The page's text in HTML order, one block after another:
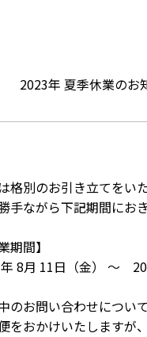
2023年 夏季休業のお
格別のお引き立てをい
手ながら下記期間にお
期間】
8月 11日（金） ～
のお問い合わせについ
をおかけいたしますが